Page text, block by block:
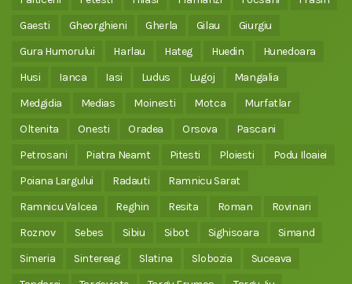
Gaesti
Gheorghieni Gherla Gilau
Giurgiu
Gura Humorului
Harlau Hateg Huedin
Hunedoara
Husi
Ianca Iasi Ludus Lugoj
Mangalia
Medgidia
Medias Moinesti Motca
Murfatlar
Oltenita
Onesti Oradea Orsova
Pascani
Petrosani
Piatra Neamt Pitesti Ploiesti
Podu Iloaiei
Poiana Largului
Radauti
Ramnicu Sarat
Ramnicu Valcea
Reghin Resita Roman
Rovinari
Roznov
Sebes Sibiu Sibot Sighisoara
Simand
Simeria
Sintereag Slatina Slobozia
Suceava